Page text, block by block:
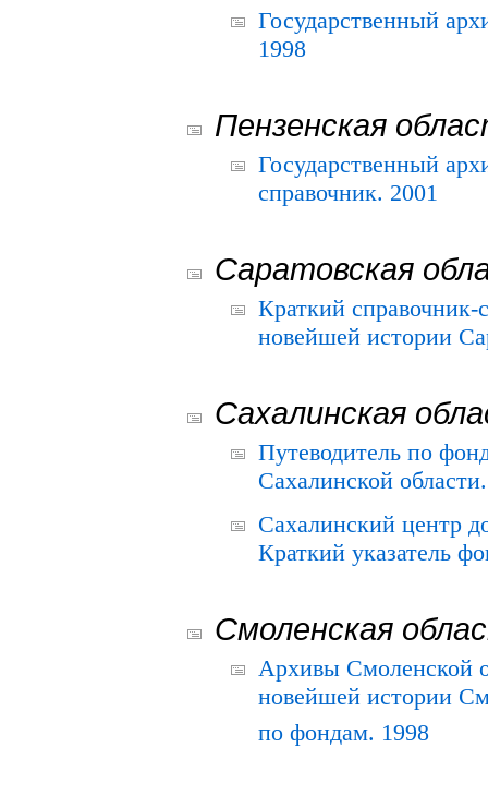
Государственный
1998
Пензенская
Государственный
справочник. 2001
Саратовская
Краткий
новейшей истории
Сахалинская
Путеводитель по
Сахалинской
Сахалинский центр
Краткий указатель
Смоленская
Архивы Смоленской
новейшей истории
по фондам. 1998